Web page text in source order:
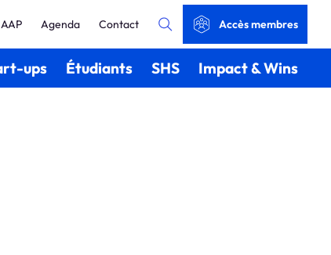
ups Étudiants SHS Impact & Wins
AAP Agenda Contact Accès membres